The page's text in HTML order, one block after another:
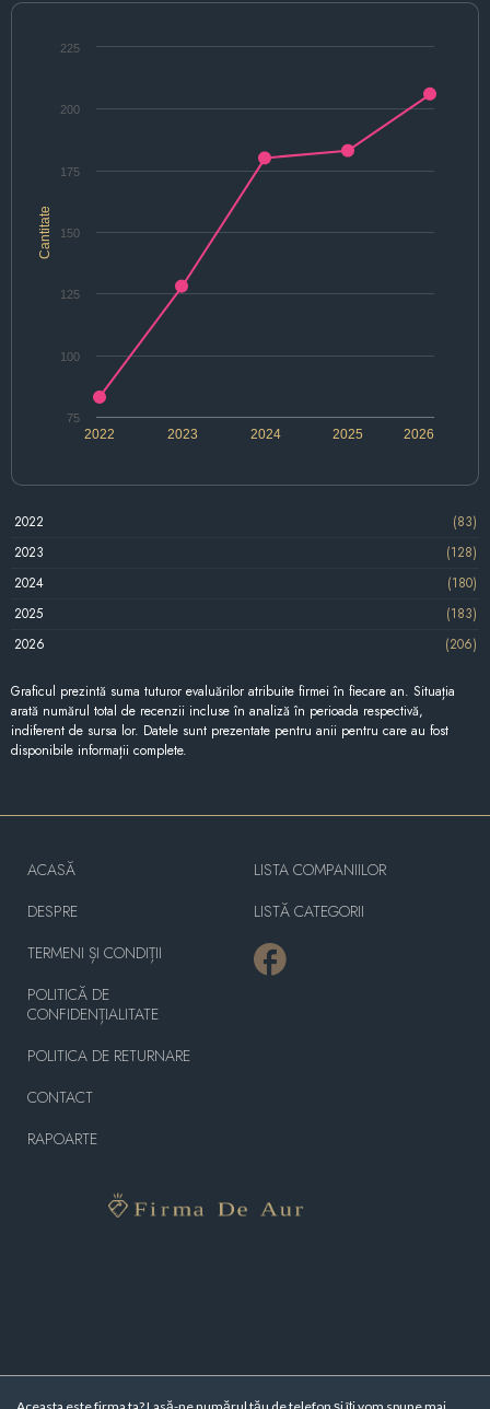
Cantitate
2022 2024 2026
2023 2025
75
100
125
150
175
200
225
2022
(83)
2023
(128)
2024
(180)
2025
(183)
2026
(206)
Graficul prezintă suma tuturor evaluărilor atribuite firmei în fiecare an. Situația
arată numărul total de recenzii incluse în analiză în perioada respectivă,
indiferent de sursa lor. Datele sunt prezentate pentru anii pentru care au fost
disponibile informații complete.
ACASĂ
DESPRE
TERMENI ȘI CONDIȚII
POLITICĂ DE
CONFIDENȚIALITATE
POLITICA DE RETURNARE
CONTACT
RAPOARTE
LISTA COMPANIILOR
LISTĂ CATEGORII